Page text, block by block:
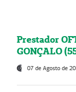
Prestador
GONÇALO
07 de Agosto de